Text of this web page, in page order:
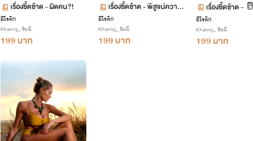
เรื่องซี้ดซ้าด - ผิดคน?!
อีโรติก
Khanny_ ขันนี่
199 บาท
เรื่องซี้ดซ้าด - พิสูจน์ความเ
สือ
อีโรติก
Khanny_ ขันนี่
199 บาท
เรื่องซี้ดซ้าด -
วดที่ลืมเลือน
อีโรติก
Khanny_ ขันนี่
199 บาท